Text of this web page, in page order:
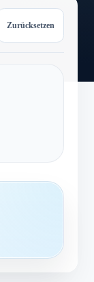
Zurücksetzen